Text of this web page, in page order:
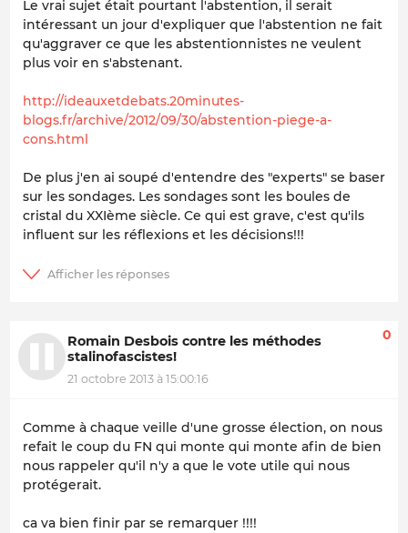
Le vrai sujet était pourtant l'abstention, il serait
intéressant un jour d'expliquer que l'abstention ne fait
qu'aggraver ce que les abstentionnistes ne veulent
plus voir en s'abstenant.
http://ideauxetdebats.20minutes-
blogs.fr/archive/2012/09/30/abstention-piege-a-
cons.html
De plus j'en ai soupé d'entendre des "experts" se baser
sur les sondages. Les sondages sont les boules de
cristal du XXIème siècle. Ce qui est grave, c'est qu'ils
influent sur les réflexions et les décisions!!!
Romain Desbois contre les méthodes
stalinofascistes!
21 octobre 2013 à 15:00:16
0
Comme à chaque veille d'une grosse élection, on nous
refait le coup du FN qui monte qui monte afin de bien
nous rappeler qu'il n'y a que le vote utile qui nous
protégerait.
ca va bien finir par se remarquer !!!!